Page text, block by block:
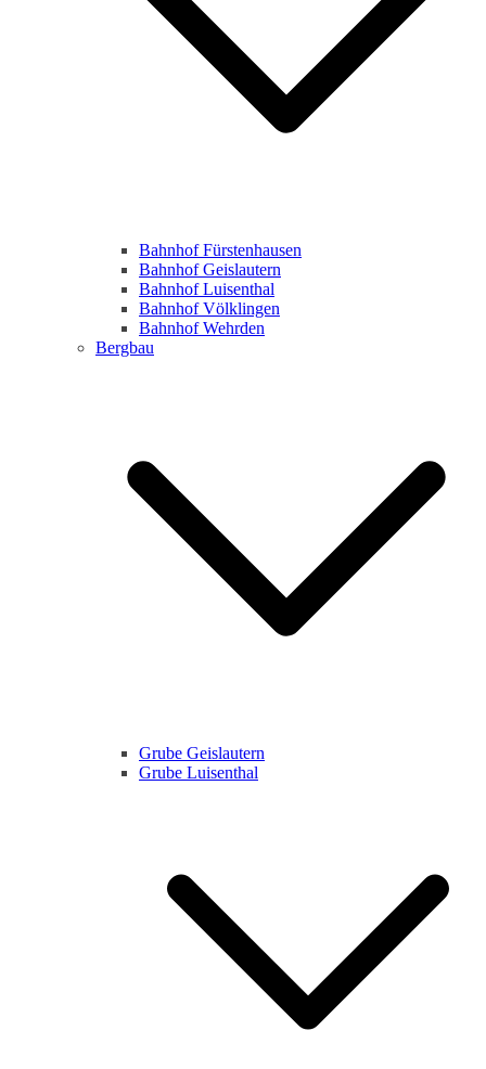
Bahnhof Fürstenhausen
Bahnhof Geislautern
Bahnhof Luisenthal
Bahnhof Völklingen
Bahnhof Wehrden
Bergbau
Grube Geislautern
Grube Luisenthal